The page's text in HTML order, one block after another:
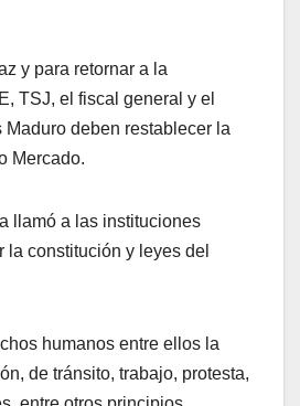
y para retornar a la
TSJ, el fiscal general y el
deben restablecer la
Mercado.
llamó a las instituciones
la constitución y leyes del
humanos entre ellos la
de tránsito, trabajo, protesta,